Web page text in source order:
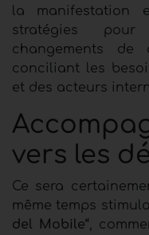
la manifestation
stratégies
changements de
conciliant les
et des acteurs
vers les
Ce sera
même temps
del Mobile“,